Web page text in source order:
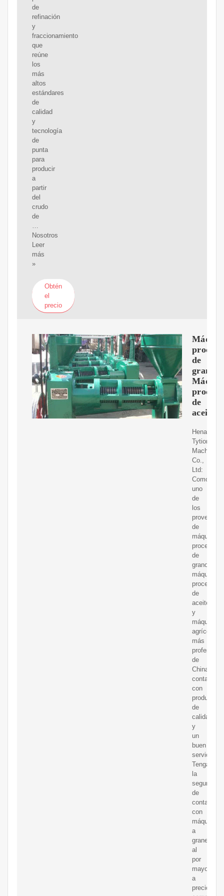
de
refinación
y
fraccionamiento
que
reúne
los
más
altos
estándares
de
calidad
y
tecnología
de
punta
para
producir
a
partir
del
crudo
de
…
Nosotros
Leer
más
»
Obtén
el
precio
de
granos,
de
aceite
Henan
Tytion
Machinery
Co.,
Ltd:
Como
uno
de
los
de
máquinas
de
granos,
máquinas
de
aceite
y
máquinas
agrícolas
más
de
China,
contamos
con
productos
de
calidad
y
un
buen
servicio.
Tenga
la
seguridad
de
contar
con
máquinas
a
granel
al
por
mayor
a
precios